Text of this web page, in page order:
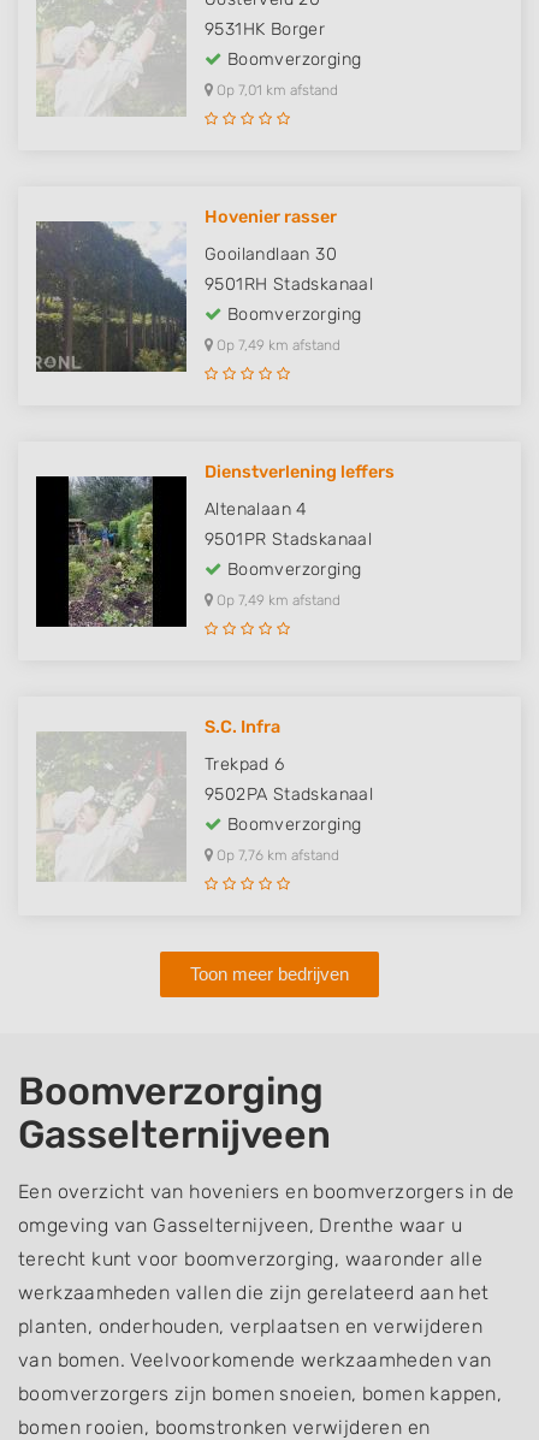
9531HK Borger
Boomverzorging
Op 7,01 km afstand
Hovenier rasser
Gooilandlaan 30
9501RH Stadskanaal
Boomverzorging
Op 7,49 km afstand
Dienstverlening leffers
Altenalaan 4
9501PR Stadskanaal
Boomverzorging
Op 7,49 km afstand
S.C. Infra
Trekpad 6
9502PA Stadskanaal
Boomverzorging
Op 7,76 km afstand
Toon meer bedrijven
Boomverzorging
Gasselternijveen
Een overzicht van hoveniers en boomverzorgers in de
omgeving van Gasselternijveen, Drenthe waar u
terecht kunt voor boomverzorging, waaronder alle
werkzaamheden vallen die zijn gerelateerd aan het
planten, onderhouden, verplaatsen en verwijderen
van bomen. Veelvoorkomende werkzaamheden van
boomverzorgers zijn bomen snoeien, bomen kappen,
bomen rooien, boomstronken verwijderen en